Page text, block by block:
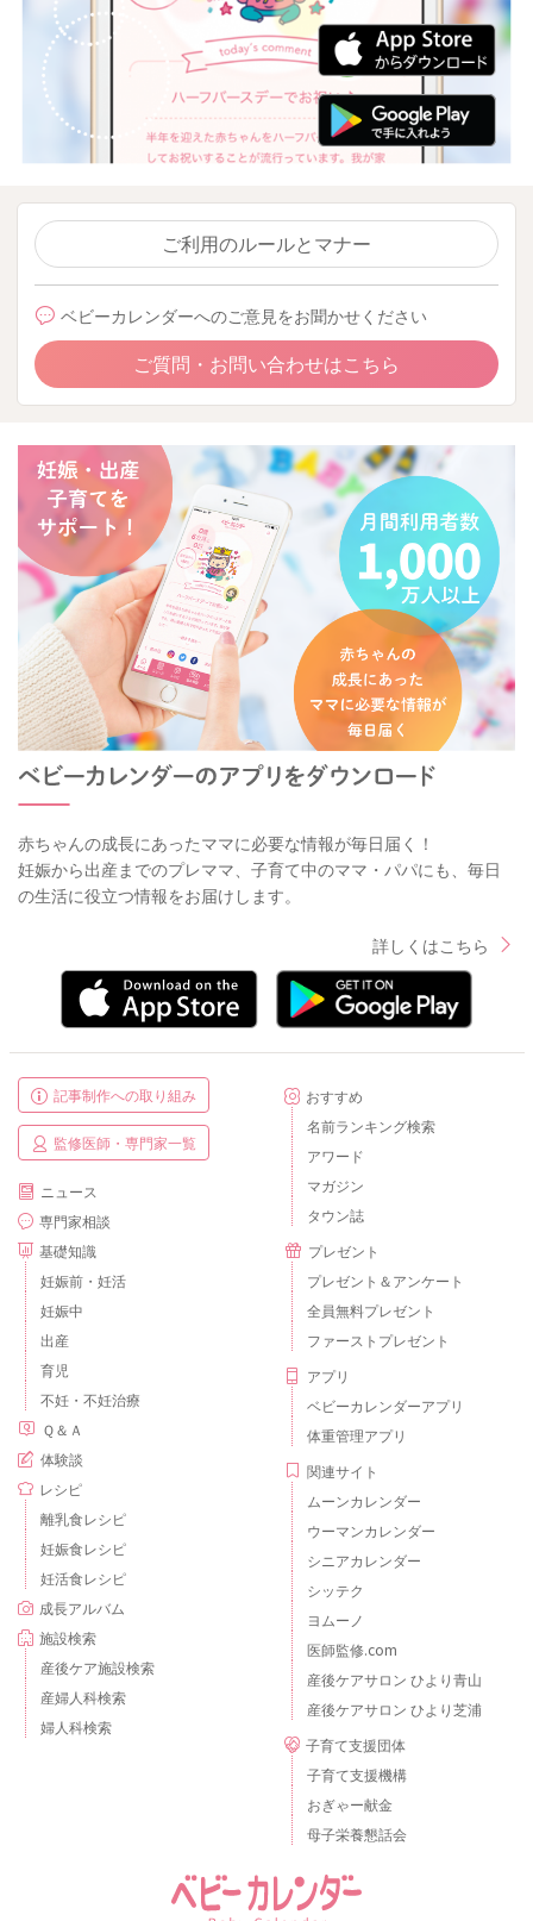
ご利用のルールとマナー
ベビーカレンダーへのご意見をお聞かせください
ご質問・お問い合わせはこちら
赤ちゃんの成長にあったママに必要な情報が毎日届く！
妊娠から出産までのプレママ、子育て中のママ・パパにも、毎日
の生活に役立つ情報をお届けします。
詳しくはこちら
記事制作への取り組み
監修医師・専門家一覧
ニュース
専門家相談
基礎知識
妊娠前・妊活
妊娠中
出産
育児
不妊・不妊治療
Ｑ＆Ａ
体験談
レシピ
離乳食レシピ
妊娠食レシピ
妊活食レシピ
成長アルバム
施設検索
産後ケア施設検索
産婦人科検索
婦人科検索
おすすめ
名前ランキング検索
アワード
マガジン
タウン誌
プレゼント
プレゼント＆アンケート
全員無料プレゼント
ファーストプレゼント
アプリ
ベビーカレンダーアプリ
体重管理アプリ
関連サイト
ムーンカレンダー
ウーマンカレンダー
シニアカレンダー
シッテク
ヨムーノ
医師監修.com
産後ケアサロン ひより青山
産後ケアサロン ひより芝浦
子育て支援団体
子育て支援機構
おぎゃー献金
母子栄養懇話会